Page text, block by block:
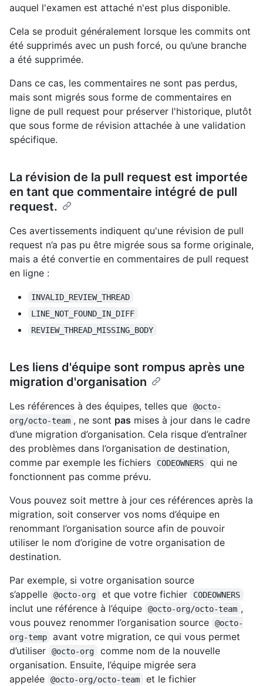
auquel l'examen est attaché n'est plus disponible.
Cela se produit généralement lorsque les commits ont
été supprimés avec un push forcé, ou qu’une branche
a été supprimée.
Dans ce cas, les commentaires ne sont pas perdus,
mais sont migrés sous forme de commentaires en
ligne de pull request pour préserver l'historique, plutôt
que sous forme de révision attachée à une validation
spécifique.
La révision de la pull request est importée
en tant que commentaire intégré de pull
request.
Ces avertissements indiquent qu'une révision de pull
request n’a pas pu être migrée sous sa forme originale,
mais a été convertie en commentaires de pull request
en ligne :
INVALID_REVIEW_THREAD
LINE_NOT_FOUND_IN_DIFF
REVIEW_THREAD_MISSING_BODY
Les liens d'équipe sont rompus après une
migration d'organisation
Les références à des équipes, telles que
@octo-
org/octo-team , ne sont pas mises à jour dans le cadre
d’une migration d’organisation. Cela risque d’entraîner
des problèmes dans l’organisation de destination,
comme par exemple les fichiers
CODEOWNERS
qui ne
fonctionnent pas comme prévu.
Vous pouvez soit mettre à jour ces références après la
migration, soit conserver vos noms d’équipe en
renommant l’organisation source afin de pouvoir
utiliser le nom d’origine de votre organisation de
destination.
Par exemple, si votre organisation source
s’appelle
@octo-org et que votre fichier CODEOWNERS
inclut une référence à l’équipe @octo-org/octo-team ,
vous pouvez renommer l’organisation source
@octo-
org-temp
avant votre migration, ce qui vous permet
d’utiliser
@octo-org
comme nom de la nouvelle
organisation. Ensuite, l’équipe migrée sera
appelée
@octo-org/octo-team et le fichier